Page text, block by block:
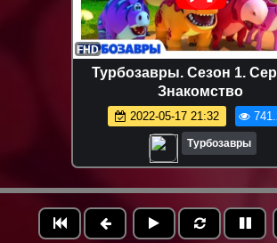
FHD
Турбозавры. Сезон 1.
Знакомство
2022-05-17 21:32
Турбозавры